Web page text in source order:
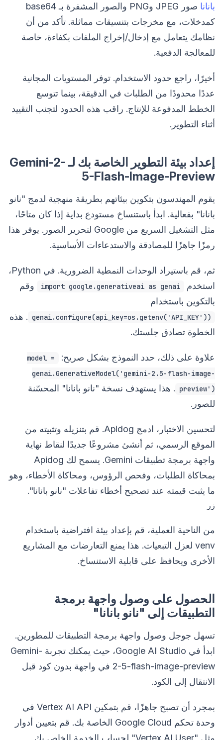
بانانا
صور JPEG وPNG والصور المشفرة بـ base64
كمدخلات، مع مخرجات بتنسيقات مماثلة. تأكد من أن
نظامك يتعامل مع إدخال/إخراج الملفات بكفاءة، خاصة
للمعالجة الدفعية.
أخيرًا، راجع حدود الاستخدام. توفر المستويات المجانية
عددًا محدودًا من الطلبات في الدقيقة، بينما تتوسع
الخطط المدفوعة للإنتاج. راقب هذه الحدود لتجنب التقييد
أثناء التطوير.
إعداد بيئة التطوير الخاصة بك لـ Gemini-2-
5-Flash-Image-Preview
يقوم المهندسون بتكوين بيئاتهم بطريقة منهجية لدمج "نانو
بانانا" بفعالية. ابدأ باستنساخ مستودع بداية إذا كان متاحًا،
مثل التشغيل السريع من Google لتحرير الصور. يوفر هذا
رمزًا جاهزًا للمصادقة والاستدعاءات الأساسية.
ثم، قم باستيراد الوحدات النمطية الضرورية. في Python،
استخدم
import google.generativeai as genai
وقم
بالتكوين باستخدام
genai.configure(api_key=os.getenv('API_KEY')) . هذه
الخطوة تصادق جلستك.
علاوة على ذلك، حدد النموذج بشكل صريح:
model =
genai.GenerativeModel('gemini-2.5-flash-image-
preview') . هذا يستهدف نسخة "نانو بانانا" المحسّنة
للصور.
لتحسين الاختبار، ادمج Apidog. قم بتنزيله وتثبيته من
الموقع الرسمي، ثم أنشئ مشروعًا جديدًا لنقاط نهاية
واجهة برمجة تطبيقات Gemini. يسمح لك Apidog
بمحاكاة الطلبات، وفحص الرؤوس، ومحاكاة الأخطاء، وهو
ما يثبت قيمته عند تصحيح أخطاء تفاعلات "نانو بانانا".
زر
من الناحية العملية، قم بإعداد بيئة افتراضية باستخدام
venv لعزل التبعيات. هذا يمنع التعارضات مع المشاريع
الأخرى ويحافظ على قابلية الاستنساخ.
الحصول على وصول واجهة برمجة
التطبيقات إلى "نانو بانانا"
تسهل جوجل وصول واجهة برمجة التطبيقات للمطورين.
ابدأ في Google AI Studio، حيث يمكنك تجربة Gemini-
2-5-flash-image-preview في واجهة بدون كود قبل
الانتقال إلى الكود.
بمجرد أن تصبح جاهزًا، قم بتمكين Vertex AI API في
وحدة تحكم Google Cloud الخاصة بك. قم بتعيين أدوار
مثل "Vertex AI User" لحساب الخدمة الخاص بك